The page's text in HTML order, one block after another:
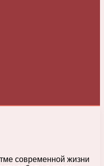
современной жизни